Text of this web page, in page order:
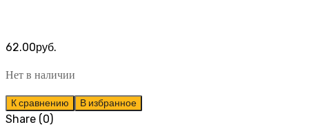
62.00руб.
Нет в наличии
К сравнению В избранное
Share (0)